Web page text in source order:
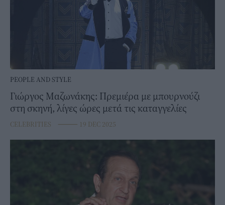
PEOPLE AND STYLE
Γιώργος Μαζωνάκης: Πρεμιέρα με μπουρνούζι
στη σκηνή, λίγες ώρες μετά τις καταγγελίες
CELEBRITIES ⸻ 19 DEC 2025